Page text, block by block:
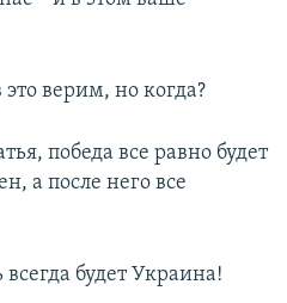
верим, но когда?
победа все равно будет
а после него все
будет Украина!